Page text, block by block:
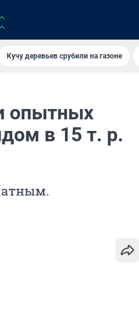
Кучу деревьев срубили на газоне
опытных
в 15 т. р.